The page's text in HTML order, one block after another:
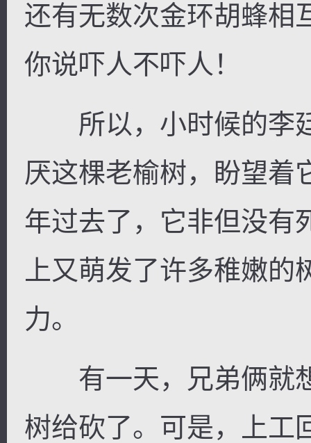
还有无数次金环胡蜂相
你说吓人不吓人！
所以，小时候的李
厌这棵老榆树，盼望着
年过去了，它非但没有
上又萌发了许多稚嫩
力。
有一天，兄弟俩就
树给砍了。可是，上工